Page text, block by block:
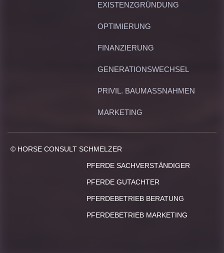
EXISTENZGRÜNDUNG
OPTIMIERUNG
FINANZIERUNG
GENERATIONSWECHSEL
PRIVIL. BAUMASSNAHMEN
MARKETING
© HORSE CONSULT SCHMELZER
PFERDE SACHVERSTÄNDIGER
PFERDE GUTACHTER
PFERDEBETRIEB BERATUNG
PFERDEBETRIEB MARKETING